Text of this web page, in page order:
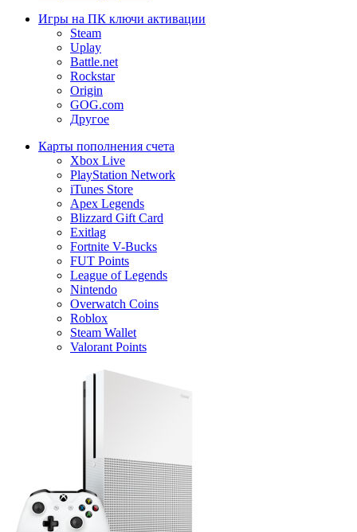
Игры на ПК ключи активации
Steam
Uplay
Battle.net
Rockstar
Origin
GOG.com
Другое
Карты пополнения счета
Xbox Live
PlayStation Network
iTunes Store
Apex Legends
Blizzard Gift Card
Exitlag
Fortnite V-Bucks
FUT Points
League of Legends
Nintendo
Overwatch Coins
Roblox
Steam Wallet
Valorant Points